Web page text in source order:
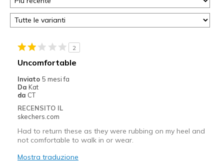
2
Uncomfortable
Inviato 5 mesi fa
Da Kat
da CT
RECENSITO IL
skechers.com
Had to return these as they were rubbing on my heel and
not comfortable to walk in or wear.
Mostra traduzione